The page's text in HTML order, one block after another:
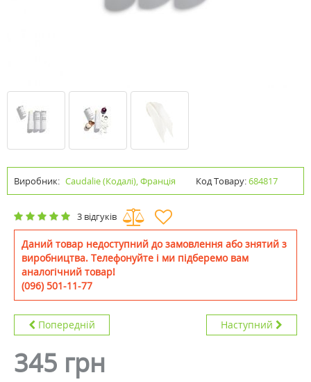
Виробник: Caudalie (Кодалі), Франція Код Товару:684817
3 відгуків
Даний товар недоступний до замовлення або знятий з
виробництва. Телефонуйте і ми підберемо вам
аналогічний товар!
(096) 501-11-77
Попередній Наступний
345 грн